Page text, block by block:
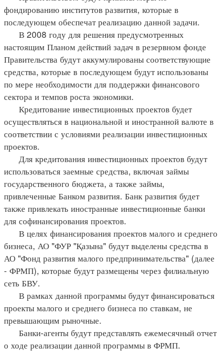
фондированию институтов развития, которые в
последующем обеспечат реализацию данной задачи.
В 2008 году для решения предусмотренных
настоящим Планом действий задач в резервном фонде
Правительства будут аккумулированы соответствующие
средства, которые в последующем будут использованы
по мере необходимости для поддержки финансового
сектора и темпов роста экономики.
Кредитование инвестиционных проектов будет
осуществляться в национальной и иностранной валюте в
соответствии с условиями реализации инвестиционных
проектов.
Для кредитования инвестиционных проектов будут
использоваться заемные средства, включая займы
государственного бюджета, а также займы,
привлеченные Банком развития. Банк развития будет
также привлекать иностранные инвестиционные банки
для софинансирования проектов.
В целях финансирования проектов малого и среднего
бизнеса, АО "ФУР "Қазына" будут выделены средства в
АО "Фонд развития малого предпринимательства" (далее
- ФРМП), которые будут размещены через филиальную
сеть БВУ.
В рамках данной программы будут финансироваться
проекты малого и среднего бизнеса по ставкам, не
превышающим рыночные.
Банки-агенты будут представлять ежемесячный отчет
о ходе реализации данной программы в ФРМП.